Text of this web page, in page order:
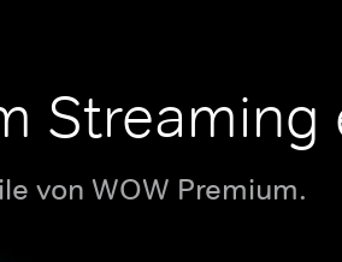
Streaming
von WOW Premium.